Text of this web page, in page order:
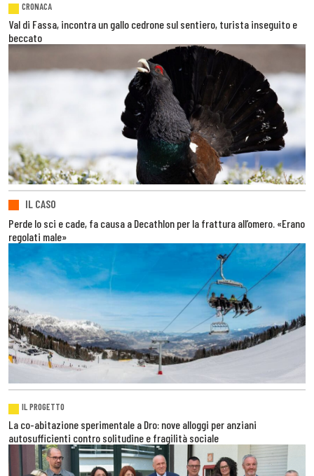
CRONACA
Val di Fassa, incontra un gallo cedrone sul sentiero, turista inseguito e
beccato
IL CASO
Perde lo sci e cade, fa causa a Decathlon per la frattura all’omero. «Erano
regolati male»
IL PROGETTO
La co-abitazione sperimentale a Dro: nove alloggi per anziani
autosufficienti contro solitudine e fragilità sociale